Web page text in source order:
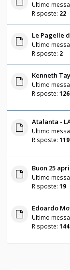
Ultimo
Risposte: 22
Le Pagelle
Ultimo
Risposte: 2
Kenneth
Ultimo
Risposte: 126
Atalanta -
Ultimo
Risposte: 119
Buon 25
Ultimo
Risposte: 19
Edoardo
Ultimo
Risposte: 144